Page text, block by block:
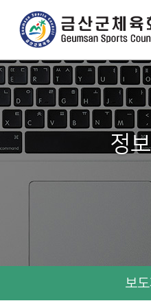
정
보